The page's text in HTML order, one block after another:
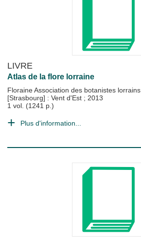
LIVRE
Atlas de la flore lorraine
Floraine Association des botanistes lorrains
[Strasbourg] : Vent d'Est ; 2013
1 vol. (1241 p.)
Plus d'information...